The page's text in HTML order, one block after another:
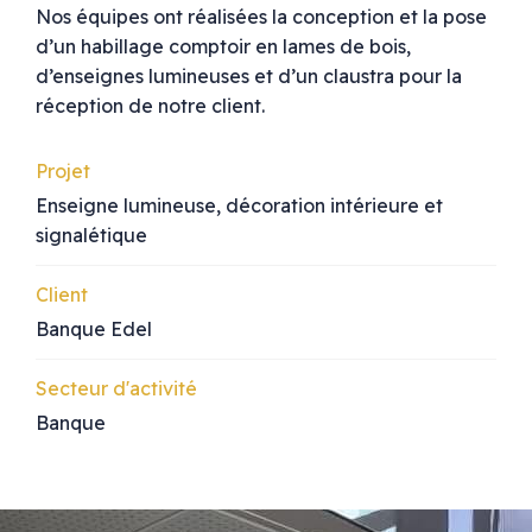
Nos équipes ont réalisées la conception et la pose
d’un habillage comptoir en lames de bois,
d’enseignes lumineuses et d’un claustra pour la
réception de notre client.
Projet
Enseigne lumineuse, décoration intérieure et
signalétique
Client
Banque Edel
Secteur d'activité
Banque